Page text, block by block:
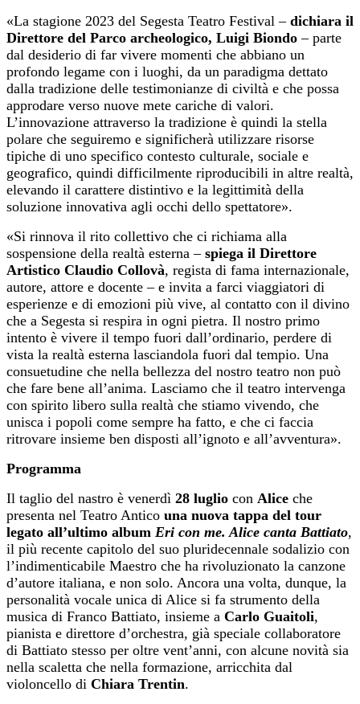
«La stagione 2023 del Segesta Teatro Festival –dichiara il
Direttore del Parco archeologico, Luigi Biondo– parte
dal desiderio di far vivere momenti che abbiano un
profondo legame con i luoghi, da un paradigma dettato
dalla tradizione delle testimonianze di civiltà e che possa
approdare verso nuove mete cariche di valori.
L’innovazione attraverso la tradizione è quindi la stella
polare che seguiremo e significherà utilizzare risorse
tipiche di uno specifico contesto culturale, sociale e
geografico, quindi difficilmente riproducibili in altre realtà,
elevando il carattere distintivo e la legittimità della
soluzione innovativa agli occhi dello spettatore».
«Si rinnova il rito collettivo che ci richiama alla
sospensione della realtà esterna – spiega il Direttore
Artistico Claudio Collovà, regista di fama internazionale,
autore, attore e docente – e invita a farci viaggiatori di
esperienze e di emozioni più vive, al contatto con il divino
che a Segesta si respira in ogni pietra. Il nostro primo
intento è vivere il tempo fuori dall’ordinario, perdere di
vista la realtà esterna lasciandola fuori dal tempio. Una
consuetudine che nella bellezza del nostro teatro non può
che fare bene all’anima. Lasciamo che il teatro intervenga
con spirito libero sulla realtà che stiamo vivendo, che
unisca i popoli come sempre ha fatto, e che ci faccia
ritrovare insieme ben disposti all’ignoto e all’avventura».
Programma
Il taglio del nastro è venerdì 28 luglio con Alice che
presenta nel Teatro Antico una nuova tappa del tour
legato all’ultimo album Eri con me. Alice canta Battiato,
il più recente capitolo del suo pluridecennale sodalizio con
l’indimenticabile Maestro che ha rivoluzionato la canzone
d’autore italiana, e non solo. Ancora una volta, dunque, la
personalità vocale unica di Alice si fa strumento della
musica di Franco Battiato, insieme a Carlo Guaitoli,
pianista e direttore d’orchestra, già speciale collaboratore
di Battiato stesso per oltre vent’anni, con alcune novità sia
nella scaletta che nella formazione, arricchita dal
violoncello di Chiara Trentin.